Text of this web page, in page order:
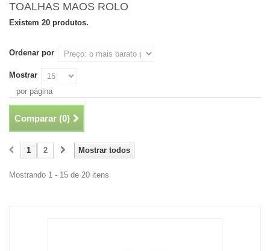
TOALHAS MAOS ROLO
Existem 20 produtos.
Ordenar por
Mostrar
por página
Comparar (0)
Mostrar todos
1 2
Mostrando 1 - 15 de 20 itens